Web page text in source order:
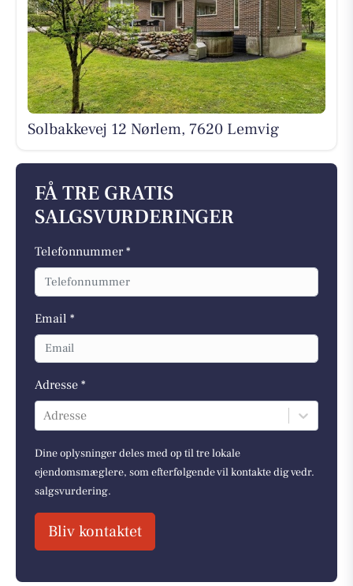
Solbakkevej 12 Nørlem, 7620 Lemvig
FÅ TRE GRATIS
SALGSVURDERINGER
Telefonnummer *
Email *
Adresse *
Adresse
Dine oplysninger deles med op til tre lokale
ejendomsmæglere, som efterfølgende vil kontakte dig vedr.
salgsvurdering.
Bliv kontaktet